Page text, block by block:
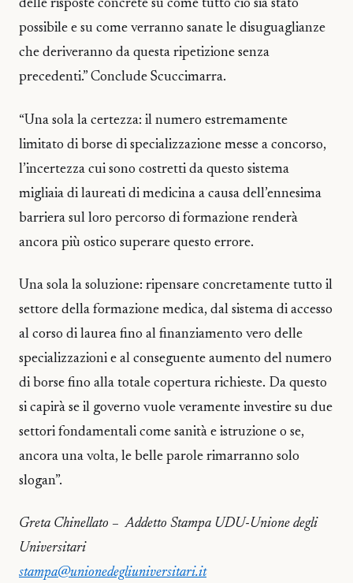
delle risposte concrete su come tutto ciò sia stato
possibile e su come verranno sanate le disuguaglianze
che deriveranno da questa ripetizione senza
precedenti.” Conclude Scuccimarra.
“Una sola la certezza: il numero estremamente
limitato di borse di specializzazione messe a concorso,
l’incertezza cui sono costretti da questo sistema
migliaia di laureati di medicina a causa dell’ennesima
barriera sul loro percorso di formazione renderà
ancora più ostico superare questo errore.
Una sola la soluzione: ripensare concretamente tutto il
settore della formazione medica, dal sistema di accesso
al corso di laurea fino al finanziamento vero delle
specializzazioni e al conseguente aumento del numero
di borse fino alla totale copertura richieste. Da questo
si capirà se il governo vuole veramente investire su due
settori fondamentali come sanità e istruzione o se,
ancora una volta, le belle parole rimarranno solo
slogan”.
Greta Chinellato – Addetto Stampa UDU-Unione degli
Universitari
stampa@unionedegliuniversitari.it